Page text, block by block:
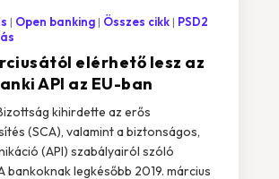
elérhető lesz az
API az EU-ban
Open banking Összes cikk
PSD2
kihirdette az erős
(SCA), valamint a biztonságos,
(API) szabályairól szóló
bankoknak legkésőbb 2019. március